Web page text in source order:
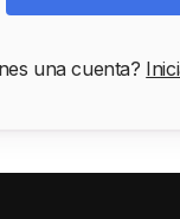
una cuenta?